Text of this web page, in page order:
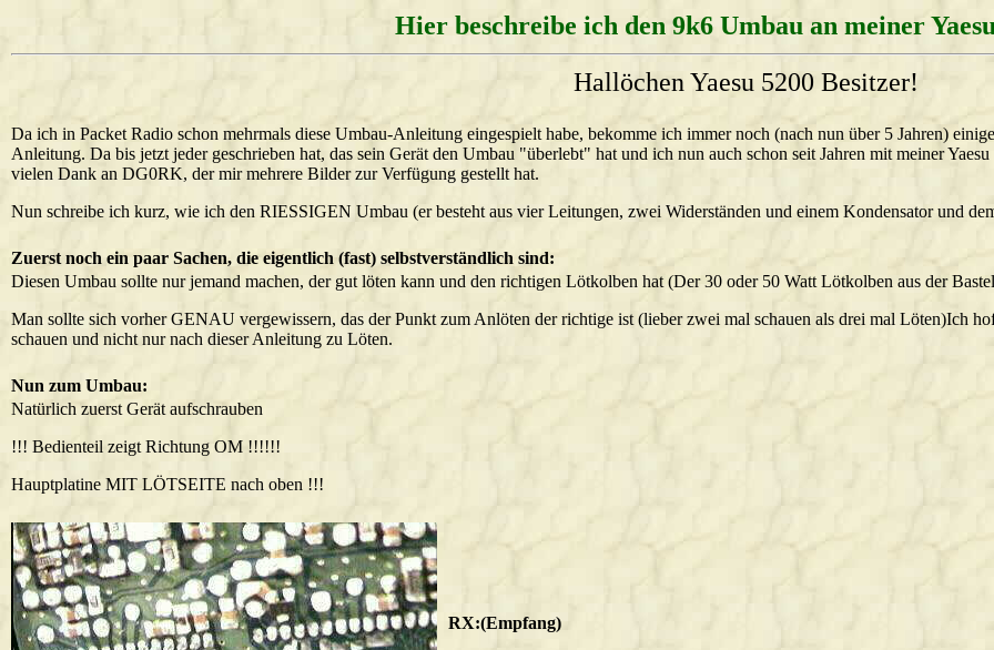
Hier beschreibe ich den 9k6 Umbau an meiner
Hallöchen Yaesu 5200 Besitzer!
Da ich in Packet Radio schon mehrmals diese Umbau-Anleitung eingespielt habe, bekomme ich immer noch (nach nun über 5 Jahren)
Anleitung. Da bis jetzt jeder geschrieben hat, das sein Gerät den Umbau "überlebt" hat und ich nun auch schon seit Jahren mit meiner
vielen Dank an DG0RK, der mir mehrere Bilder zur Verfügung gestellt hat.
Nun schreibe ich kurz, wie ich den RIESSIGEN Umbau (er besteht aus vier Leitungen, zwei Widerständen und einem Kondensator und
Zuerst noch ein paar Sachen, die eigentlich (fast) selbstverständlich sind:
Diesen Umbau sollte nur jemand machen, der gut löten kann und den richtigen Lötkolben hat (Der 30 oder 50 Watt Lötkolben aus der
Man sollte sich vorher GENAU vergewissern, das der Punkt zum Anlöten der richtige ist (lieber zwei mal schauen als drei mal Löten)Ich
schauen und nicht nur nach dieser Anleitung zu Löten.
Nun zum Umbau:
Natürlich zuerst Gerät aufschrauben
!!! Bedienteil zeigt Richtung OM !!!!!!
Hauptplatine MIT LÖTSEITE nach oben !!!
RX:(Empfang)